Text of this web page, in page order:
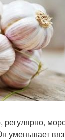
уменьшает